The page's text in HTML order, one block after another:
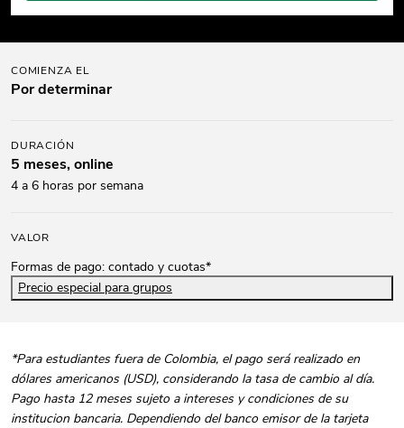
COMIENZA EL
Por determinar
DURACIÓN
5 meses, online
4 a 6 horas por semana
VALOR
Formas de pago: contado y cuotas*
Precio especial para grupos
*Para estudiantes fuera de Colombia, el pago será realizado en
dólares americanos (USD), considerando la tasa de cambio al día.
Pago hasta 12 meses sujeto a intereses y condiciones de su
institucion bancaria. Dependiendo del banco emisor de la tarjeta